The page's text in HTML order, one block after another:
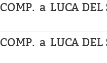
a LUCA DEL
a LUCA DEL